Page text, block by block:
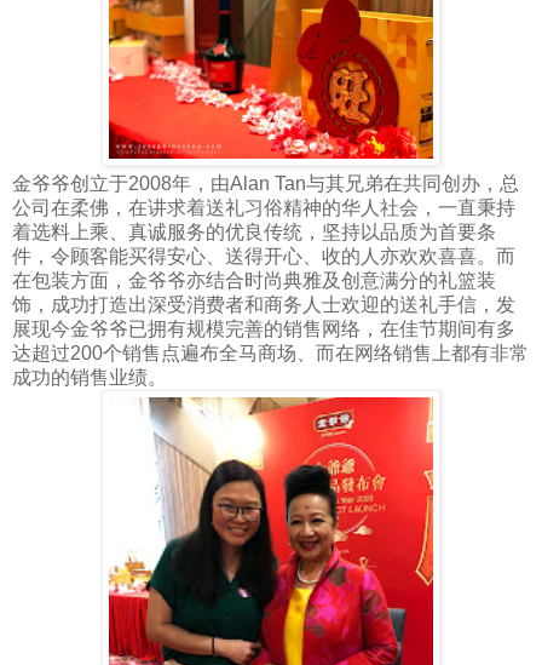
金爷爷创立于2008年，由Alan Tan与其兄弟在共同创办，总
公司在柔佛，在讲求着送礼习俗精神的华人社会，一直秉持
着选料上乘、真诚服务的优良传统，坚持以品质为首要条
件，令顾客能买得安心、送得开心、收的人亦欢欢喜喜。而
在包装方面，金爷爷亦结合时尚典雅及创意满分的礼篮装
饰，成功打造出深受消费者和商务人士欢迎的送礼手信，发
展现今金爷爷已拥有规模完善的销售网络，在佳节期间有多
达超过200个销售点遍布全马商场、而在网络销售上都有非常
成功的销售业绩。